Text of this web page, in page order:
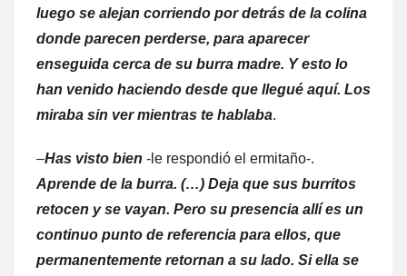
luego se alejan corriendo por detrás de la colina
donde parecen perderse, para aparecer
enseguida cerca de su burra madre. Y esto lo
han venido haciendo desde que llegué aquí. Los
miraba sin ver mientras te hablaba.
–Has visto bien -le respondió el ermitaño-.
Aprende de la burra. (…) Deja que sus burritos
retocen y se vayan. Pero su presencia allí es un
continuo punto de referencia para ellos, que
permanentemente retornan a su lado. Si ella se